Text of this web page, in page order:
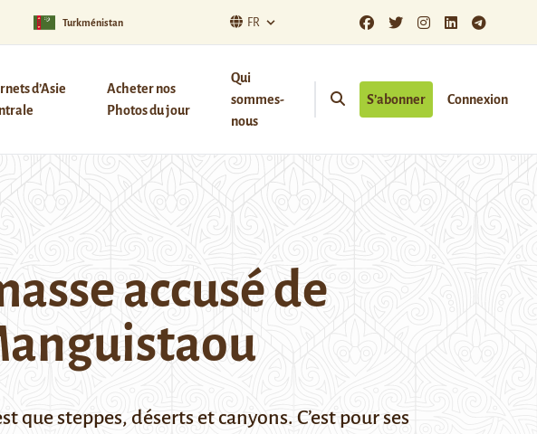
Turkménistan FR
d’Asie
Acheter nos
Photos du jour
Qui
sommes-
nous
S’abonner Connexion
accusé de
que steppes, déserts et canyons. C’est pour ses